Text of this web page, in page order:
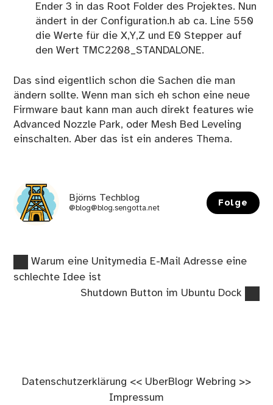
Ender 3 in das Root Folder des Projektes. Nun
ändert in der Configuration.h ab ca. Line 550
die Werte für die X,Y,Z und E0 Stepper auf
den Wert TMC2208_STANDALONE.
Das sind eigentlich schon die Sachen die man
ändern sollte. Wenn man sich eh schon eine neue
Firmware baut kann man auch direkt features wie
Advanced Nozzle Park, oder Mesh Bed Leveling
einschalten. Aber das ist ein anderes Thema.
Björns Techblog
@blog@blog.sengotta.net
Folge
Beitragsnavigation
Vorheriger
Beitrag:
Warum eine Unitymedia E-Mail Adresse eine
schlechte Idee ist
Nächster
Shutdown Button im Ubuntu Dock
Datenschutzerklärung << UberBlogr Webring >>
Impressum